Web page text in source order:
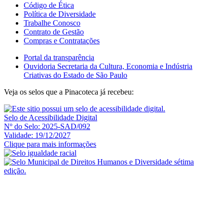
Código de Ética
Política de Diversidade
Trabalhe Conosco
Contrato de Gestão
Compras e Contratações
Portal da transparência
Ouvidoria Secretaria da Cultura, Economia e Indústria
Criativas do Estado de São Paulo
Veja os selos que a Pinacoteca já recebeu:
Selo de Acessibilidade Digital
Nº do Selo: 2025-SAD/092
Validade: 19/12/2027
Clique para mais informações